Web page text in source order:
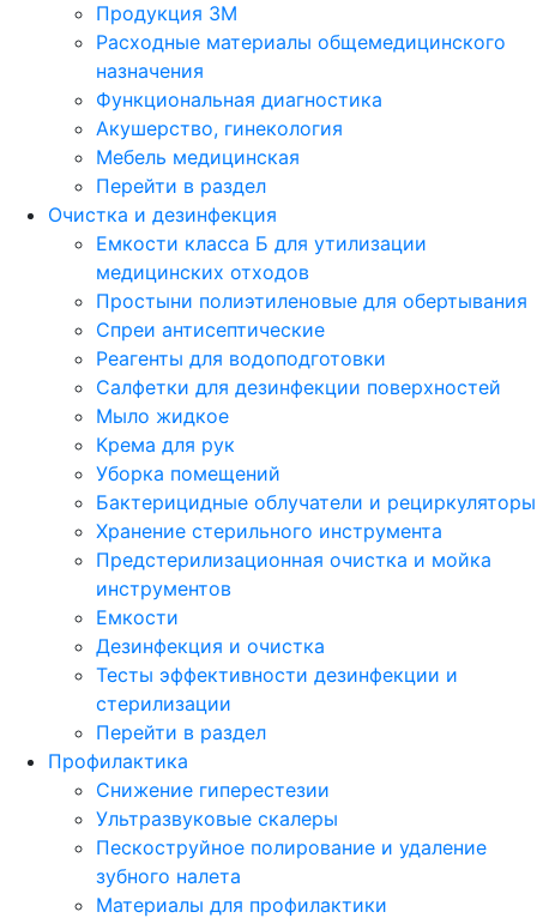
Продукция 3М
Расходные материалы общемедицинского
назначения
Функциональная диагностика
Акушерство, гинекология
Мебель медицинская
Перейти в раздел
Очистка и дезинфекция
Емкости класса Б для утилизации
медицинских отходов
Простыни полиэтиленовые для обертывания
Спреи антисептические
Реагенты для водоподготовки
Салфетки для дезинфекции поверхностей
Мыло жидкое
Крема для рук
Уборка помещений
Бактерицидные облучатели и рециркуляторы
Хранение стерильного инструмента
Предстерилизационная очистка и мойка
инструментов
Емкости
Дезинфекция и очистка
Тесты эффективности дезинфекции и
стерилизации
Перейти в раздел
Профилактика
Снижение гиперестезии
Ультразвуковые скалеры
Пескоструйное полирование и удаление
зубного налета
Материалы для профилактики